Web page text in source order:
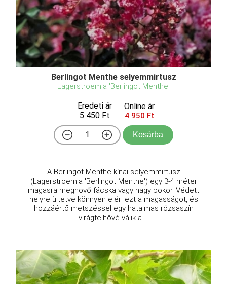
Berlingot Menthe selyemmirtusz
Lagerstroemia 'Berlingot Menthe'
Eredeti ár
5 450 Ft
Online ár
4 950 Ft
Kosárba
A Berlingot Menthe kínai selyemmirtusz
(Lagerstroemia 'Berlingot Menthe') egy 3-4 méter
magasra megnövő fácska vagy nagy bokor. Védett
helyre ültetve könnyen eléri ezt a magasságot, és
hozzáértő metszéssel egy hatalmas rózsaszín
virágfelhővé válik a ...